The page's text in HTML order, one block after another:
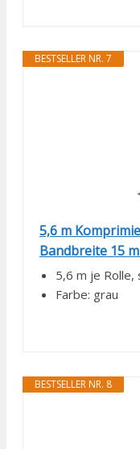
BESTSELLER NR. 7
5,6 m
Bandbreite 15
5,6 m je Rolle,
Farbe: grau
BESTSELLER NR. 8